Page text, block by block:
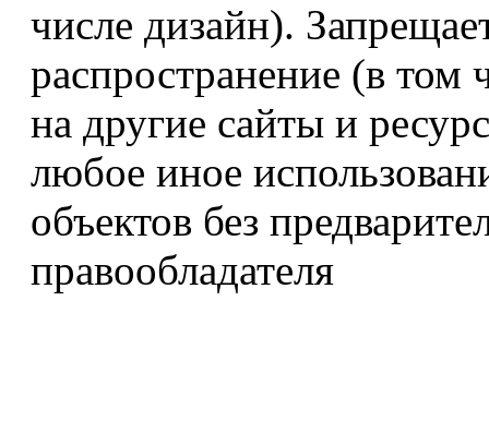
числе дизайн).
распространение (в том
на другие сайты и
любое иное
объектов без
правообладателя